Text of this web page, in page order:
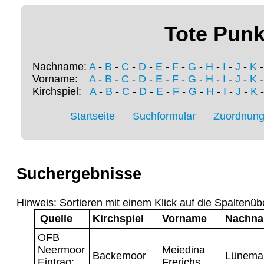
Tote
Nachname: A- B - C - D - E - F - G - H - I - J - K
Vorname: A- B - C - D - E - F - G - H - I - J - K
Kirchspiel: A- B - C - D- E- F- G - H - I - J - K
Startseite Suchformular
Suchergebnisse
Hinweis: Sortieren mit einem Klick auf die
Quelle
Kirchspiel Vorname
OFB
Neermoor
Backemoor
Meiedina